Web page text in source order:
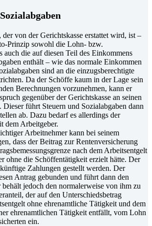
von der Gerichtskasse erstattet wird, ist –
Prinzip sowohl die Lohn- bzw.
auch die auf diesen Teil des Einkommens
enthält – wie das normale Einkommen
sind an die einzugsberechtigte
Da der Schöffe kaum in der Lage sein
Berechnungen vorzunehmen, kann er
gegenüber der Gerichtskasse an seinen
Dieser führt Steuern und Sozialabgaben dann
ab. Dazu bedarf es allerdings der
dem Arbeitgeber.
Arbeitnehmer kann bei seinem
dass der Beitrag zur Rentenversicherung
nach dem Arbeitsentgelt
ohne die Schöffentätigkeit erzielt hätte. Der
Zahlungen gestellt werden. Der
Antrag gebunden und führt dann den
jedoch den normalerweise von ihm zu
der auf den Unterschiedsbetrag
ohne ehrenamtliche Tätigkeit und dem
ehrenamtlichen Tätigkeit entfällt, vom Lohn
ein.